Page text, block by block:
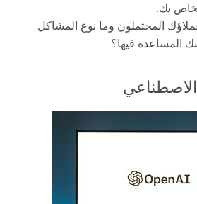
بك.
المحتملون وما نوع المشاكل
المساعدة فيها؟